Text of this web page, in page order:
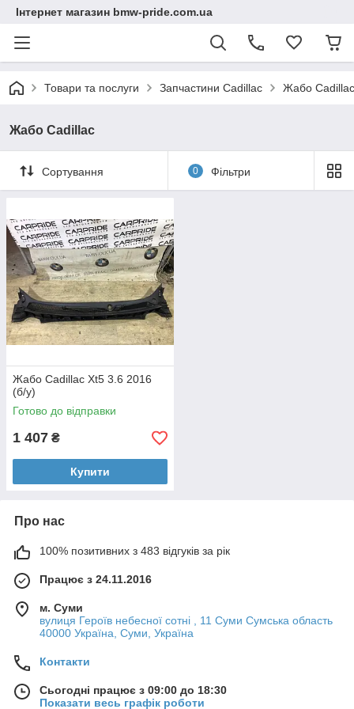
Інтернет магазин bmw-pride.com.ua
Товари та послуги Запчастини Cadillac Жабо Cadillac
Жабо Cadillac
Сортування 0 Фільтри
Жабо Cadillac Xt5 3.6 2016
(б/у)
Готово до відправки
1 407 ₴
Купити
Про нас
100% позитивних з 483 відгуків за рік
Працює з 24.11.2016
м. Суми
вулиця Героїв небесної сотні , 11 Суми Сумська область
40000 Україна, Суми, Україна
Контакти
Сьогодні працює з 09:00 до 18:30
Показати весь графік роботи